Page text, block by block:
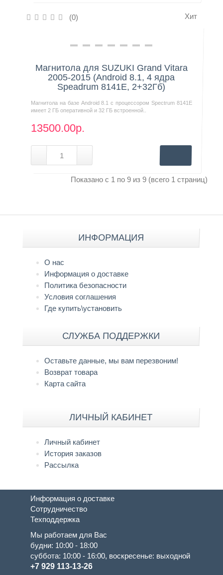
(0) Хит
Нашли дешевле?
Магнитола для SUZUKI Grand Vitara
2005-2015 (Android 8.1, 4 ядра
Speadrum 8141E, 2+32Гб)
Магнитола на базе Android 8.1 с процессором Spectrum 8141E
имеет 2 ГБ оперативной и 32 ГБ встроенной..
13500.00р.
Показано с 1 по 9 из 9 (всего 1 страниц)
ИНФОРМАЦИЯ
О нас
Информация о доставке
Политика безопасности
Условия соглашения
Где купить\установить
СЛУЖБА ПОДДЕРЖКИ
Оставьте данные, мы вам перезвоним!
Возврат товара
Карта сайта
ЛИЧНЫЙ КАБИНЕТ
Личный кабинет
История заказов
Рассылка
Информация о доставке
Сотрудничество
Техподдержка
Мы работаем для Вас
будни: 10:00 - 18:00
суббота: 10:00 - 16:00, воскресенье: выходной
+7 929 113-13-26